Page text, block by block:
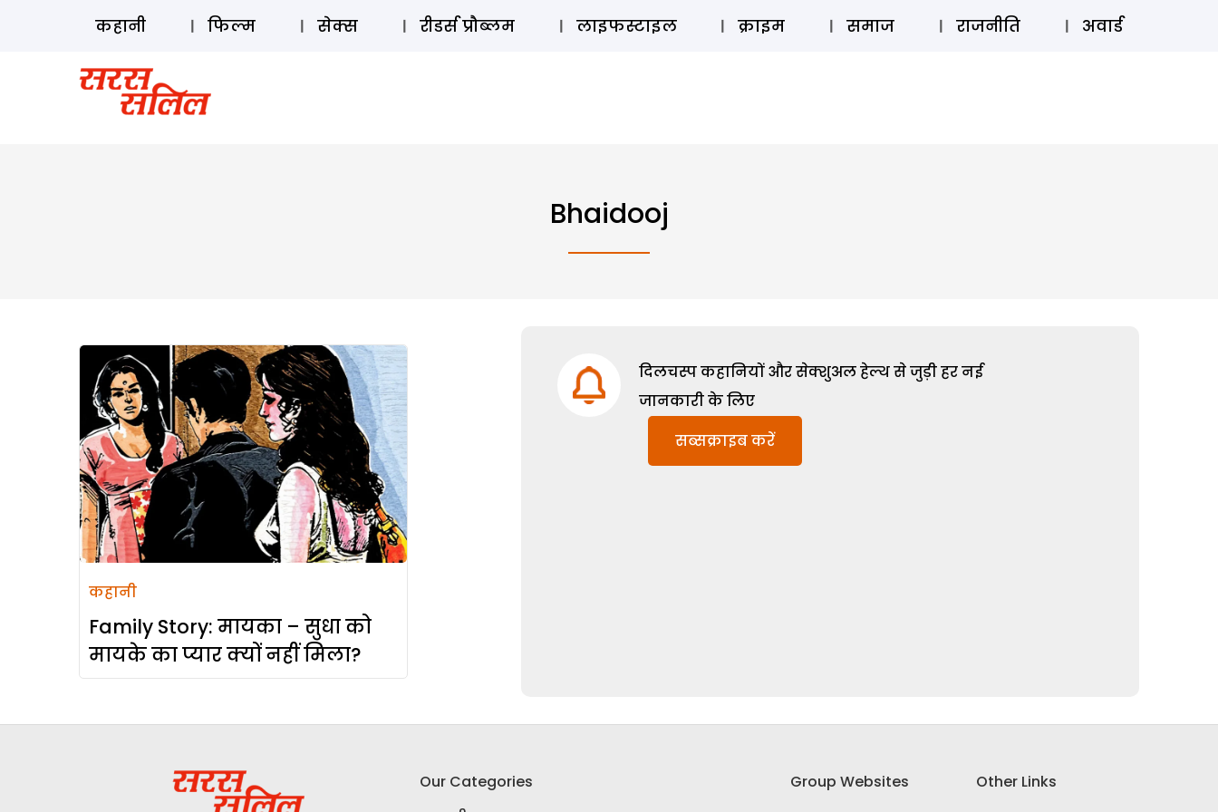
ऑडियो स्टोरी लॉग इन ⚲ SUBSCRIBE
कहानी फिल्म सेक्स रीडर्स प्रौब्लम लाइफस्टाइल क्राइम समाज राजनीति अवार्ड
Bhaidooj
कहानी
Family Story: मायका – सुधा को
मायके का प्यार क्यों नहीं मिला?
दिलचस्प कहानियों और सेक्शुअल हेल्थ से जुड़ी हर नई
जानकारी के लिए
सब्सक्राइब करें
Our Categories
Group Websites
Other Links